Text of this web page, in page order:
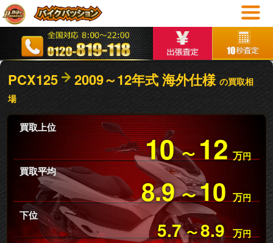
PCX125 2009～12年式 海外仕様の買取相
場
買取上位
10 〜12 万円
買取平均
8.9 〜10 万円
下位
5.7 〜8.9 万円